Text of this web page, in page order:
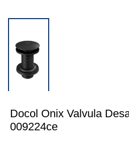
Docol Onix Valvula
009224ce